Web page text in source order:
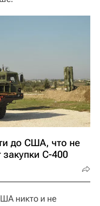
до США, что не
закупки С-400
никто и не